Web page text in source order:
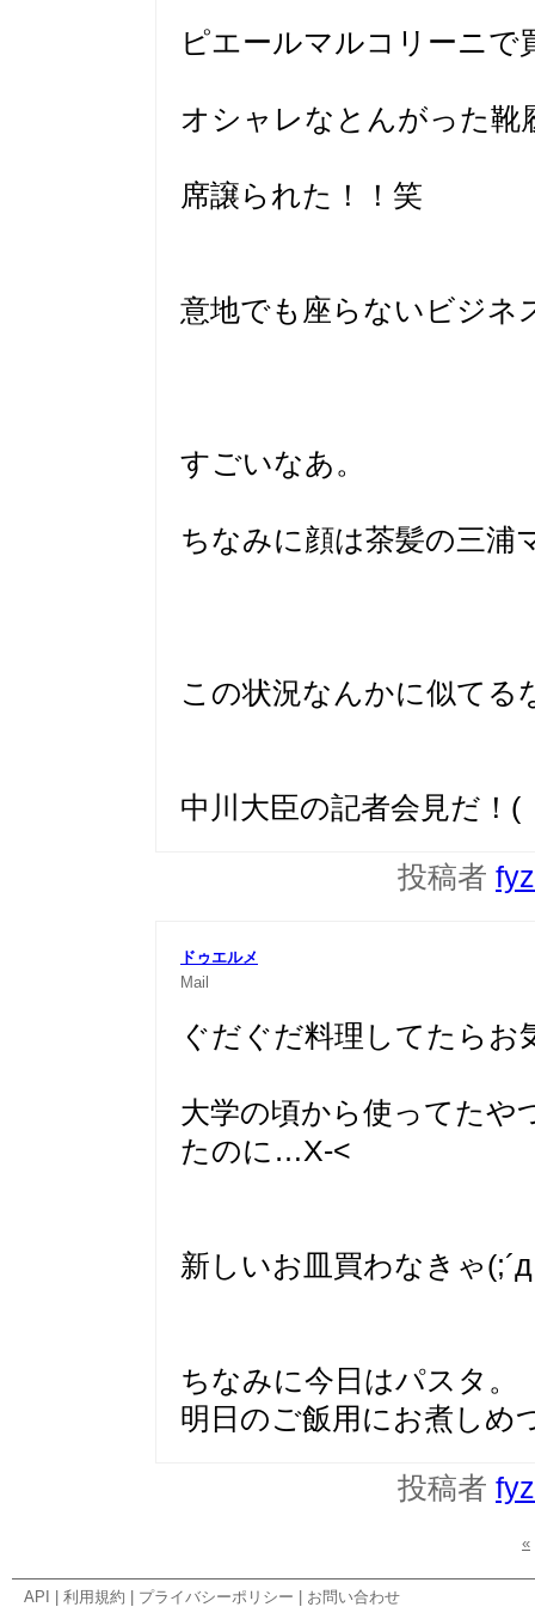
ピエールマルコリーニで
オシャレなとんがった靴
席譲られた！！笑
意地でも座らないビジネ
すごいなあ。
ちなみに顔は茶髪の三浦
この状況なんかに似てる
中川大臣の記者会見だ！(
投稿者
ドゥエルメ
Mail
ぐだぐだ料理してたら
大学の頃から使ってたや
たのに…X-<
新しいお皿買わなきゃ
ちなみに今日はパスタ。
明日のご飯用にお煮しめ
投稿者
«
API 利用規約 プライバシーポリシー お問い合わせ